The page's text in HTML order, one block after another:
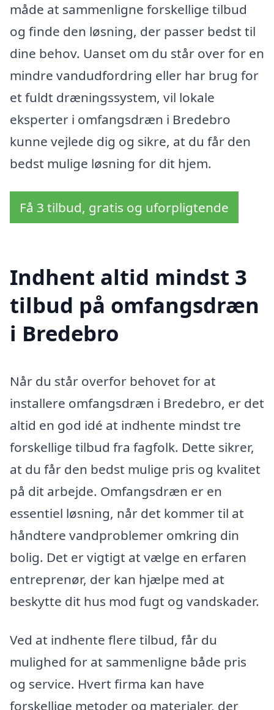
måde at sammenligne forskellige tilbud
og finde den løsning, der passer bedst til
dine behov. Uanset om du står over for en
mindre vandudfordring eller har brug for
et fuldt dræningssystem, vil lokale
eksperter i omfangsdræn i Bredebro
kunne vejlede dig og sikre, at du får den
bedst mulige løsning for dit hjem.
Få 3 tilbud, gratis og uforpligtende
Indhent altid mindst 3
tilbud på omfangsdræn
i Bredebro
Når du står overfor behovet for at
installere omfangsdræn i Bredebro, er det
altid en god idé at indhente mindst tre
forskellige tilbud fra fagfolk. Dette sikrer,
at du får den bedst mulige pris og kvalitet
på dit arbejde. Omfangsdræn er en
essentiel løsning, når det kommer til at
håndtere vandproblemer omkring din
bolig. Det er vigtigt at vælge en erfaren
entreprenør, der kan hjælpe med at
beskytte dit hus mod fugt og vandskader.
Ved at indhente flere tilbud, får du
mulighed for at sammenligne både pris
og service. Hvert firma kan have
forskellige metoder og materialer, der